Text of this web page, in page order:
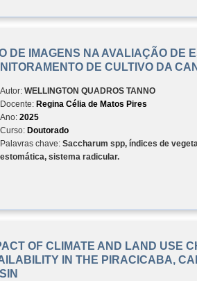
DE IMAGENS NA AVALIAÇÃO DE
DE CULTIVO DA
Autor: WELLINGTON QUADROS TANNO
Docente: Regina Célia de Matos Pires
Ano: 2025
Curso: Doutorado
Palavras chave: Saccharum spp, índices de
estomática, sistema radicular.
OF CLIMATE AND LAND USE
IN THE PIRACICABA,